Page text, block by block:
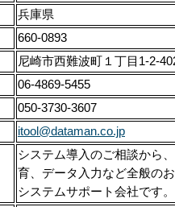
兵庫県
660-0893
尼崎市西難波町１丁目1-2-
06-4869-5455
050-3730-3607
itool@dataman.co.jp
システム導入のご相談から
育、データ入力など全般の
システムサポート会社です。